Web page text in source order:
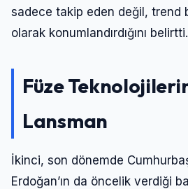
sadece takip eden değil, trend
olarak konumlandırdığını belirtti.
Füze
Lansman
İkinci, son dönemde
Erdoğan’ın da öncelik verdiği